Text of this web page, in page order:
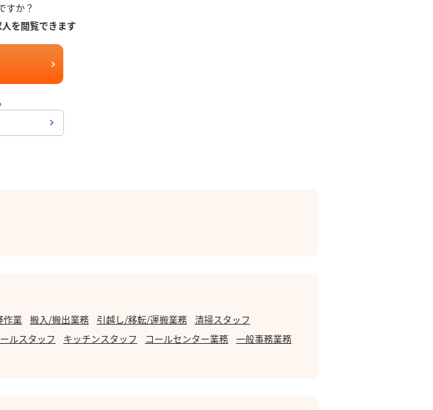
すか？
を閲覧できます
作業 搬入/搬出業務 引越し/移転/運搬業務 清掃スタッフ
ルスタッフ キッチンスタッフ コールセンター業務 一般事務業務